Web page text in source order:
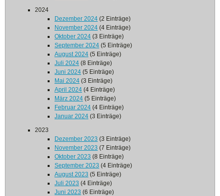
2024
Dezember 2024 (2 Einträge)
November 2024 (4 Einträge)
Oktober 2024 (3 Einträge)
September 2024 (5 Einträge)
August 2024 (5 Einträge)
Juli 2024 (8 Einträge)
Juni 2024 (5 Einträge)
Mai 2024 (3 Einträge)
April 2024 (4 Einträge)
März 2024 (5 Einträge)
Februar 2024 (4 Einträge)
Januar 2024 (3 Einträge)
2023
Dezember 2023 (3 Einträge)
November 2023 (7 Einträge)
Oktober 2023 (8 Einträge)
September 2023 (4 Einträge)
August 2023 (5 Einträge)
Juli 2023 (4 Einträge)
Juni 2023 (6 Einträge)